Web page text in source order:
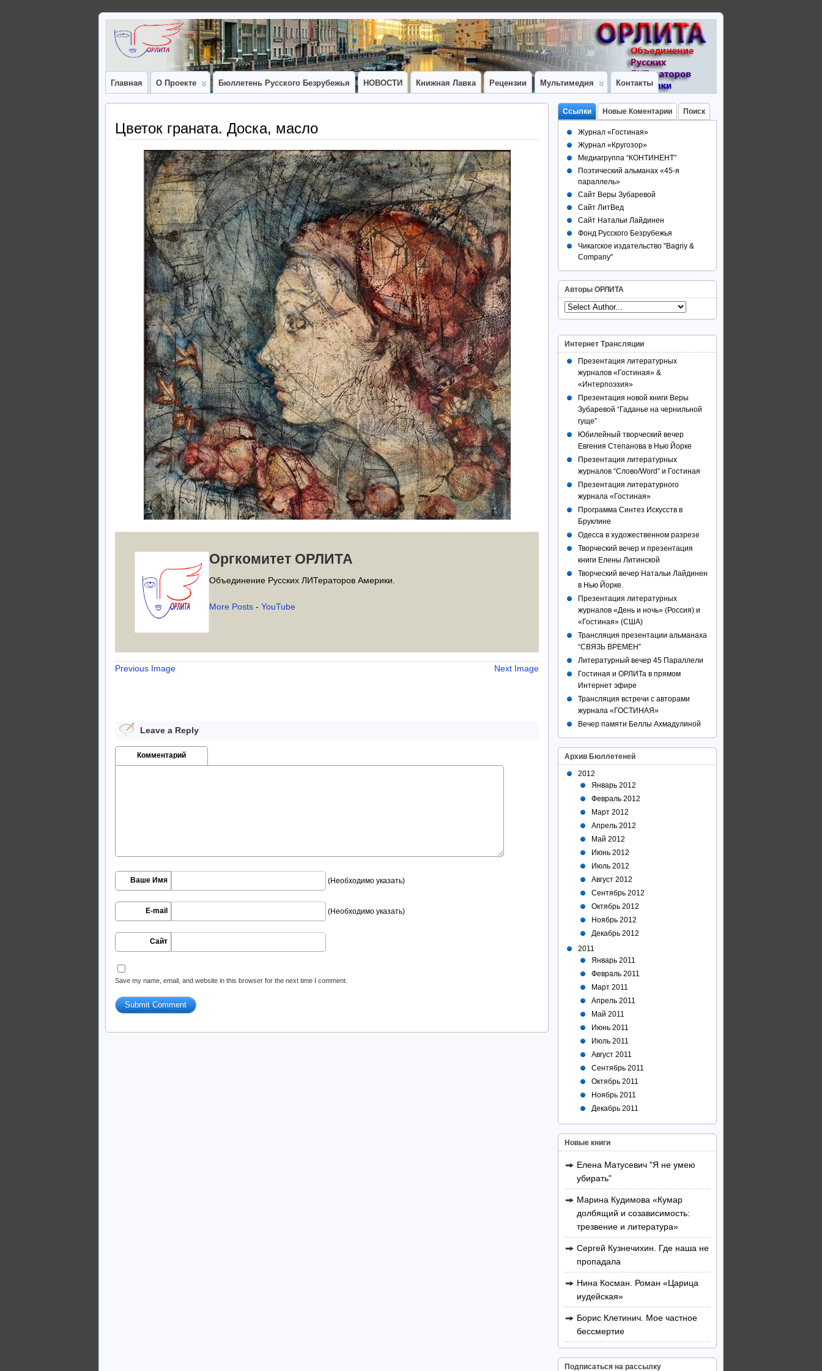
Главная О Проекте Бюллетень Русского Безрубежья НОВОСТИ Книжная Лавка Рецензии Мультимедия Контакты
Цветок граната. Доска, масло
Оргкомитет ОРЛИТА
Объединение Русских ЛИТераторов Америки.
More Posts - YouTube
Previous Image Next Image
Leave a Reply
Комментарий
Ваше Имя (Необходимо указать)
E-mail (Необходимо указать)
Сайт
Save my name, email, and website in this browser for the next time I comment.
Ссылки Новые Коментарии Поиск
Журнал «Гостиная»
Журнал «Кругозор»
Медиагруппа “КОНТИНЕНТ”
Поэтический альманах «45-я
параллель»
Сайт Веры Зубаревой
Сайт ЛитВед
Сайт Натальи Лайдинен
Фонд Русского Безрубежья
Чикагское издательство "Bagriy &
Company"
Авторы ОРЛИТА
Интернет Трансляции
Презентация литературных
журналов «Гостиная» &
«Интерпоэзия»
Презентация новой книги Веры
Зубаревой “Гаданье на чернильной
гуще”
Юбилейный творческий вечер
Евгения Степанова в Нью Йорке
Презентация литературных
журналов “Слово/Word” и Гостиная
Презентация литературного
журнала «Гостиная»
Программа Синтез Искусств в
Бруклине
Одесса в художественном разрезе
Творческий вечер и презентация
книги Елены Литинской
Творческий вечер Натальи Лайдинен
в Нью Йорке.
Презентация литературных
журналов «День и ночь» (Россия) и
«Гостиная» (США)
Трансляция презентации альманаха
“СВЯЗЬ ВРЕМЕН”
Литературный вечер 45 Параллели
Гостиная и ОРЛИТа в прямом
Интернет эфире
Трансляция встречи с авторами
журнала «ГОСТИНАЯ»
Вечер памяти Беллы Ахмадулиной
Архив Бюллетеней
2012
Январь 2012
Февраль 2012
Март 2012
Апрель 2012
Май 2012
Июнь 2012
Июль 2012
Август 2012
Сентябрь 2012
Октябрь 2012
Ноябрь 2012
Декабрь 2012
2011
Январь 2011
Февраль 2011
Март 2011
Апрель 2011
Май 2011
Июнь 2011
Июль 2011
Август 2011
Сентябрь 2011
Октябрь 2011
Ноябрь 2011
Декабрь 2011
Новые книги
Елена Матусевич "Я не умею
убирать"
Марина Кудимова «Кумар
долбящий и созависимость:
трезвение и литература»
Сергей Кузнечихин. Где наша не
пропадала
Нина Косман. Роман «Царица
иудейская»
Борис Клетинич. Мое частное
бессмертие
Подписаться на рассылку